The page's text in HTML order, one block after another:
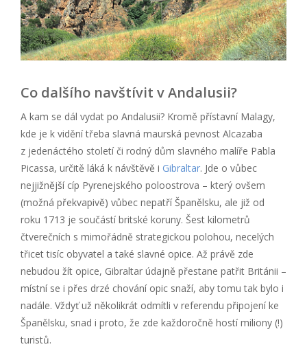
Co dalšího navštívit v Andalusii?
A kam se dál vydat po Andalusii? Kromě přístavní Malagy,
kde je k vidění třeba slavná maurská pevnost Alcazaba
z jedenáctého století či rodný dům slavného malíře Pabla
Picassa, určitě láká k návštěvě i Gibraltar. Jde o vůbec
nejjižnější cíp Pyrenejského poloostrova – který ovšem
(možná překvapivě) vůbec nepatří Španělsku, ale již od
roku 1713 je součástí britské koruny. Šest kilometrů
čtverečních s mimořádně strategickou polohou, necelých
třicet tisíc obyvatel a také slavné opice. Až právě zde
nebudou žít opice, Gibraltar údajně přestane patřit Británii –
místní se i přes drzé chování opic snaží, aby tomu tak bylo i
nadále. Vždyť už několikrát odmítli v referendu připojení ke
Španělsku, snad i proto, že zde každoročně hostí miliony (!)
turistů.